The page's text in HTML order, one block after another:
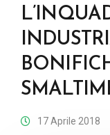
17 Aprile 2018